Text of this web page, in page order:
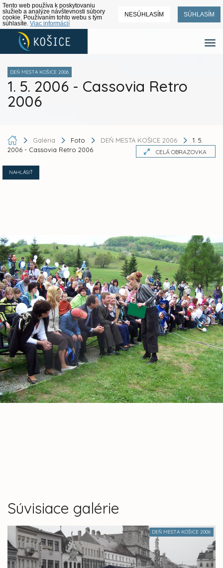
Tento web používa k poskytovaniu
služieb a analýze návštevnosti súbory
cookie. Používaním tohto webu s tým
súhlasíte. Viac informácií
NESÚHLASÍM SÚHLASÍM
DEŇ MESTA KOŠICE 2006
1. 5. 2006 - Cassovia Retro
2006
Galéria Foto DEŇ MESTA KOŠICE 2006
1. 5.
2006 - Cassovia Retro 2006
CELÁ OBRAZOVKA
NAHLÁSIŤ
Súvisiace galérie
DEŇ MESTA KOŠICE 2006